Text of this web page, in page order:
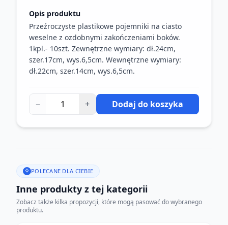
Opis produktu
Przeźroczyste plastikowe pojemniki na ciasto
weselne z ozdobnymi zakończeniami boków.
1kpl.- 10szt. Zewnętrzne wymiary: dł.24cm,
szer.17cm, wys.6,5cm. Wewnętrzne wymiary:
dł.22cm, szer.14cm, wys.6,5cm.
− + Dodaj do koszyka
POLECANE DLA CIEBIE
Inne produkty z tej kategorii
Zobacz także kilka propozycji, które mogą pasować do wybranego
produktu.